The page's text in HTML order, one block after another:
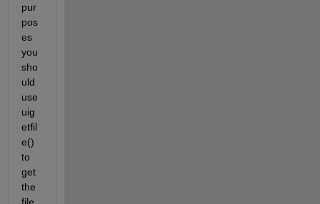
pur
pos
es
you
sho
uld
use
uig
etfil
e()
to
get
the
file